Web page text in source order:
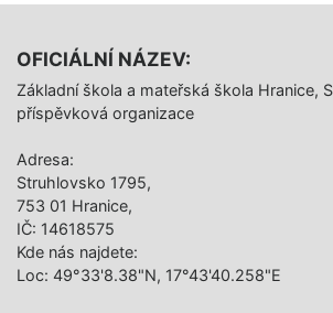
OFICIÁLNÍ NÁZEV:
Základní škola a mateřská škola Hranice,
příspěvková organizace
Adresa:
Struhlovsko 1795,
753 01 Hranice,
IČ: 14618575
Kde nás najdete:
Loc: 49°33'8.38"N, 17°43'40.258"E